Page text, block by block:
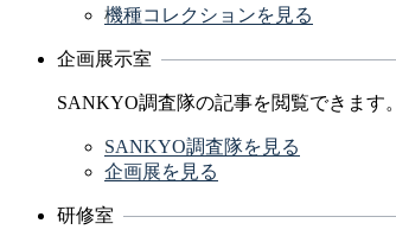
機種コレクションを見る
企画展示室
SANKYO調査隊の記事を閲覧できます。
SANKYO調査隊を見る
企画展を見る
研修室